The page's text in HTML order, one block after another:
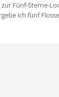
zur Fünf-Sterne-
ich fünf